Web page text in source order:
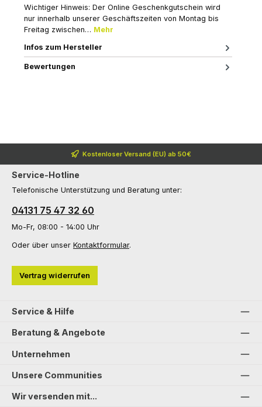
Wichtiger Hinweis: Der Online Geschenkgutschein wird
nur innerhalb unserer Geschäftszeiten von Montag bis
Freitag zwischen… Mehr
Infos zum Hersteller
Bewertungen
Kostenloser Versand (EU) ab 50€
Service-Hotline
Telefonische Unterstützung und Beratung unter:
04131 75 47 32 60
Mo-Fr, 08:00 - 14:00 Uhr
Oder über unser Kontaktformular.
Vertrag widerrufen
Service & Hilfe
Beratung & Angebote
Unternehmen
Unsere Communities
Wir versenden mit...